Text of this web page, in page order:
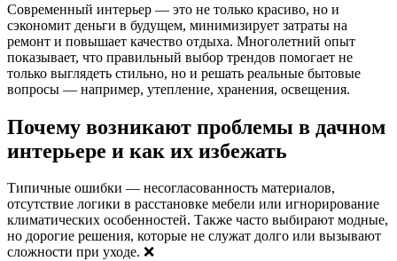
Современный интерьер — это не только красиво, но и
сэкономит деньги в будущем, минимизирует затраты на
ремонт и повышает качество отдыха. Многолетний опыт
показывает, что правильный выбор трендов помогает не
только выглядеть стильно, но и решать реальные бытовые
вопросы — например, утепление, хранения, освещения.
Почему возникают проблемы в дачном
интерьере и как их избежать
Типичные ошибки — несогласованность материалов,
отсутствие логики в расстановке мебели или игнорирование
климатических особенностей. Также часто выбирают модные,
но дорогие решения, которые не служат долго или вызывают
сложности при уходе. ❌